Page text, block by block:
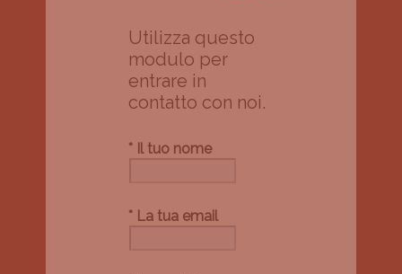
Utilizza questo
modulo per
entrare in
contatto con noi.
* Il tuo nome
* La tua email